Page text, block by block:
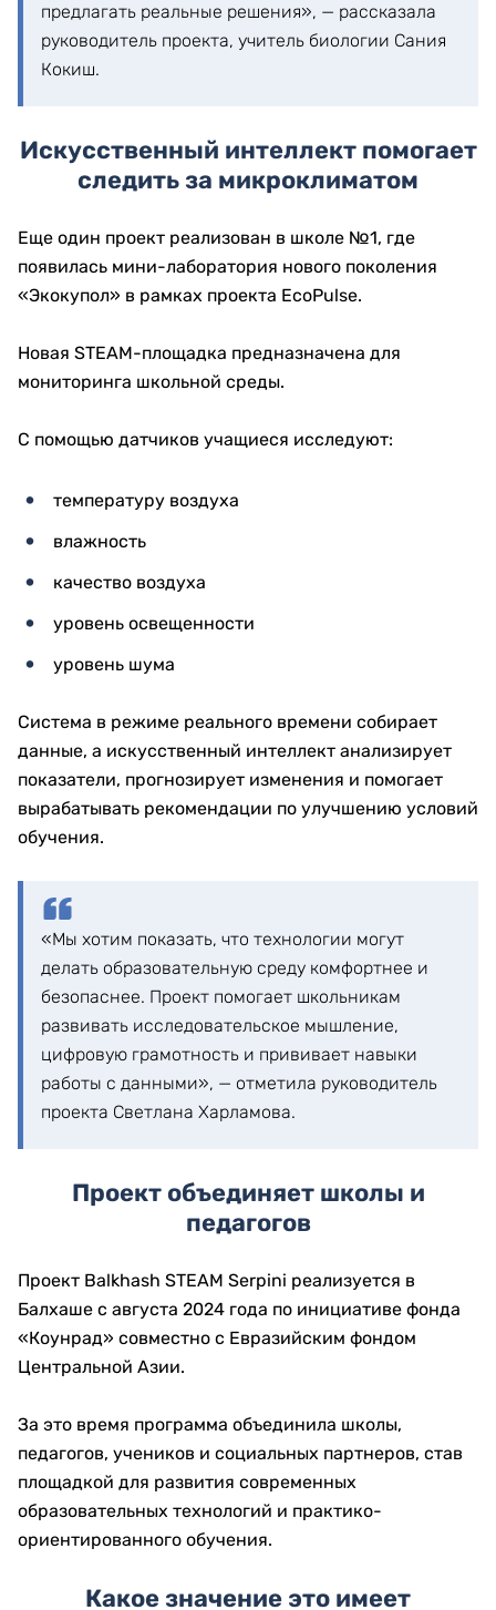
предлагать реальные решения», — рассказала
руководитель проекта, учитель биологии Сания
Кокиш.
Искусственный интеллект помогает
следить за микроклиматом
Еще один проект реализован в школе №1, где
появилась мини-лаборатория нового поколения
«Экокупол» в рамках проекта EcoPulse.
Новая STEAM-площадка предназначена для
мониторинга школьной среды.
С помощью датчиков учащиеся исследуют:
температуру воздуха
влажность
качество воздуха
уровень освещенности
уровень шума
Система в режиме реального времени собирает
данные, а искусственный интеллект анализирует
показатели, прогнозирует изменения и помогает
вырабатывать рекомендации по улучшению условий
обучения.
«Мы хотим показать, что технологии могут
делать образовательную среду комфортнее и
безопаснее. Проект помогает школьникам
развивать исследовательское мышление,
цифровую грамотность и прививает навыки
работы с данными», — отметила руководитель
проекта Светлана Харламова.
Проект объединяет школы и
педагогов
Проект Balkhash STEAM Serpini реализуется в
Балхаше с августа 2024 года по инициативе фонда
«Коунрад» совместно с Евразийским фондом
Центральной Азии.
За это время программа объединила школы,
педагогов, учеников и социальных партнеров, став
площадкой для развития современных
образовательных технологий и практико-
ориентированного обучения.
Какое значение это имеет